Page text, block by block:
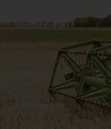
Dokumenty
Regulamin
Romanowski
Sklep internetowy